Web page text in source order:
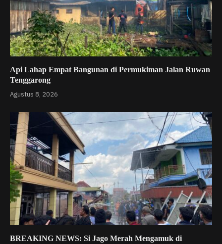
Api Lahap Empat Bangunan di Permukiman Jalan Ruwan
Tenggarong
Agustus 8, 2026
BREAKING NEWS: Si Jago Merah Mengamuk di